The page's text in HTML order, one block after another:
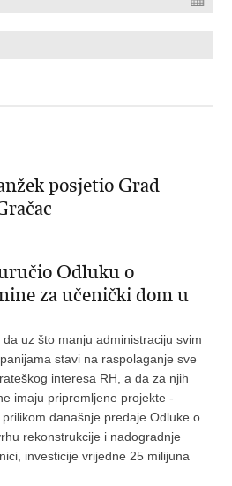
posjetio Grad
Odluku o
za učenički dom u
uz što manju administraciju svim
stavi na raspolaganje sve
interesa RH, a da za njih
imaju pripremljene projekte -
današnje predaje Odluke o
rekonstrukcije i nadogradnje
investicije vrijedne 25 milijuna